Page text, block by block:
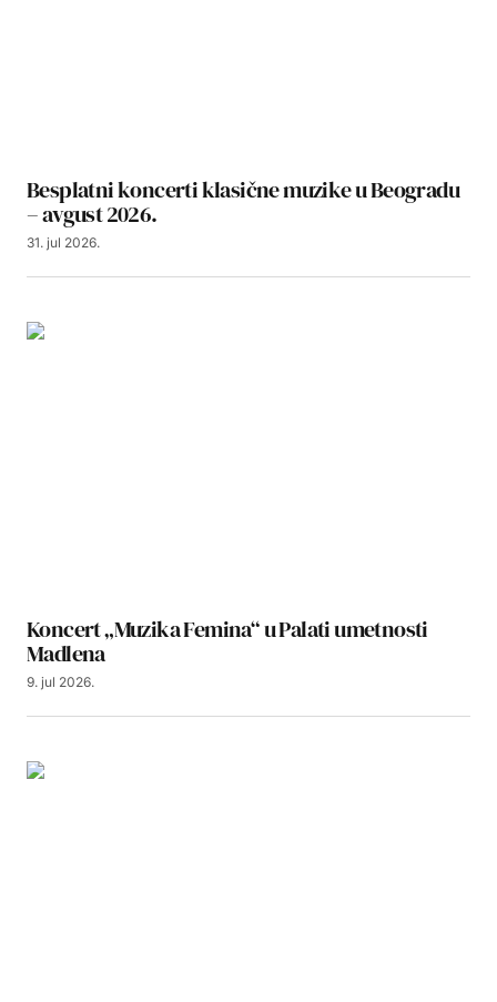
Besplatni koncerti klasične muzike u Beogradu
– avgust 2026.
31. jul 2026.
Koncert „Muzika Femina“ u Palati umetnosti
Madlena
9. jul 2026.